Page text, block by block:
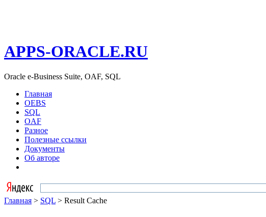
APPS-ORACLE.RU
Oracle e-Business Suite, OAF, SQL
Главная
OEBS
SQL
OAF
Разное
Полезные ссылки
Документы
Об авторе
Главная > SQL > Result Cache